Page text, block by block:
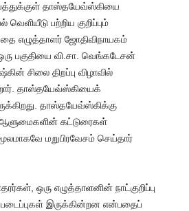
தாஸ்தயேவ்ஸ்கியை
பற்றிய குறிப்பும்
எழுத்தாளர் ஜோதிவிநாயகம்
பகுதியை வி.சா. வெங்கடேசன்
சிலை திறப்பு விழாவில்
தாஸ்தயேவ்ஸ்கியைக்
தாஸ்தயேவ்ஸ்கிக்கு
கட்டுரைகள்
மறுபிரவேசம் செய்தார்
ஒரு எழுத்தாளனின் நாட்குறிப்பு
இருக்கின்றன என்பதைப்